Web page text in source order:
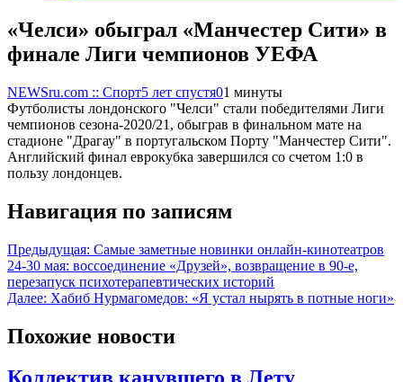
«Челси» обыграл «Манчестер Сити» в
финале Лиги чемпионов УЕФА
NEWSru.com :: Спорт5 лет спустя01 минуты
Футболисты лондонского "Челси" стали победителями Лиги
чемпионов сезона-2020/21, обыграв в финальном мате на
стадионе "Драгау" в португальском Порту "Манчестер Сити".
Английский финал еврокубка завершился со счетом 1:0 в
пользу лондонцев.
Навигация по записям
Предыдущая: Самые заметные новинки онлайн-кинотеатров
24-30 мая: воссоединение «Друзей», возвращение в 90-е,
перезапуск психотерапевтических историй
Далее: Хабиб Нурмагомедов: «Я устал нырять в потные ноги»
Похожие новости